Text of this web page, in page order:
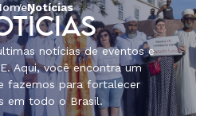
Notícias
notícias de eventos e
Aqui, você encontra um
fazemos para fortalecer
em todo o Brasil.